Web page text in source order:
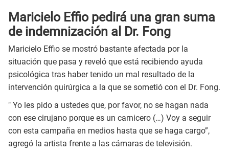
Maricielo Effio pedirá una gran suma
de indemnización al Dr. Fong
Maricielo Effio se mostró bastante afectada por la
situación que pasa y reveló que está recibiendo ayuda
psicológica tras haber tenido un mal resultado de la
intervención quirúrgica a la que se sometió con el Dr. Fong.
" Yo les pido a ustedes que, por favor, no se hagan nada
con ese cirujano porque es un carnicero (…) Voy a seguir
con esta campaña en medios hasta que se haga cargo”,
agregó la artista frente a las cámaras de televisión.